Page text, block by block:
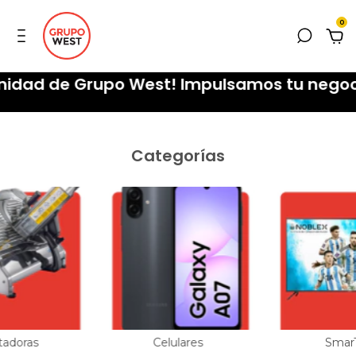
0
de Grupo West! Impulsamos tu
Categorías
Celulares